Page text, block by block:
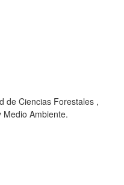
de Ciencias Forestales ,
Ambiente.